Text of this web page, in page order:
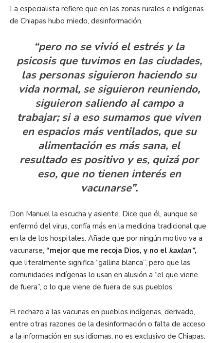
La especialista refiere que en las zonas rurales e indígenas
de Chiapas hubo miedo, desinformación,
“pero no se vivió el estrés y la
psicosis que tuvimos en las ciudades,
las personas siguieron haciendo su
vida normal, se siguieron reuniendo,
siguieron saliendo al campo a
trabajar; si a eso sumamos que viven
en espacios más ventilados, que su
alimentación es más sana, el
resultado es positivo y es, quizá por
eso, que no tienen interés en
vacunarse”.
Don Manuel la escucha y asiente. Dice que él, aunque se
enfermó del virus, confía más en la medicina tradicional que
en la de los hospitales. Añade que por ningún motivo va a
vacunarse, “mejor que me recoja Dios, y no el kaxlan”,
que literalmente significa “gallina blanca”, pero que las
comunidades indígenas lo usan en alusión a “el que viene
de fuera”, o lo que viene de fuera de sus pueblos.
El rechazo a las vacunas en pueblos indígenas, derivado,
entre otras razones de la desinformación o falta de acceso
a la información en sus idiomas, no es exclusivo de Chiapas.